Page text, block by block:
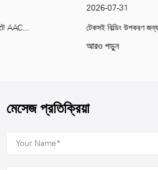
টেকসই বিল্ডিং উপকরণ জন্য ক্রমবর্ধমান চাহিদা
মেসেজ প্রতিক্রিয়া